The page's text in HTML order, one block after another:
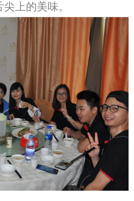
上的美味。